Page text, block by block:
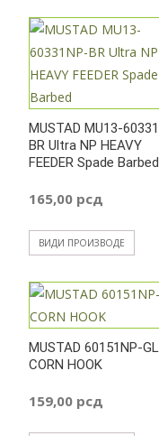
од
до
MUSTAD MU13-
BR Ultra NP HEAVY
FEEDER Spade Barbed
165,00 рсд
ВИДИ ПРОИЗВОДЕ
MUSTAD 60151NP-GL
CORN HOOK
159,00 рсд